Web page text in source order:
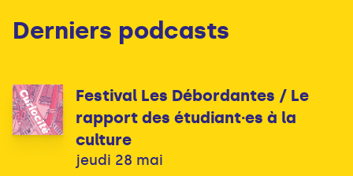
Derniers podcasts
Festival Les Débordantes / Le
rapport des étudiant·es à la
culture
jeudi 28 mai